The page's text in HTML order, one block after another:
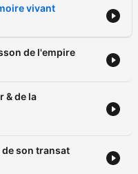
vivant
de l'empire
& de la
de son transat